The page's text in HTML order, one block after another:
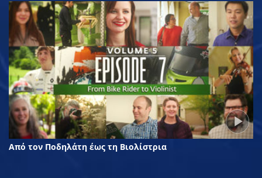
Από τον Ποδηλάτη έως τη Βιολίστρια